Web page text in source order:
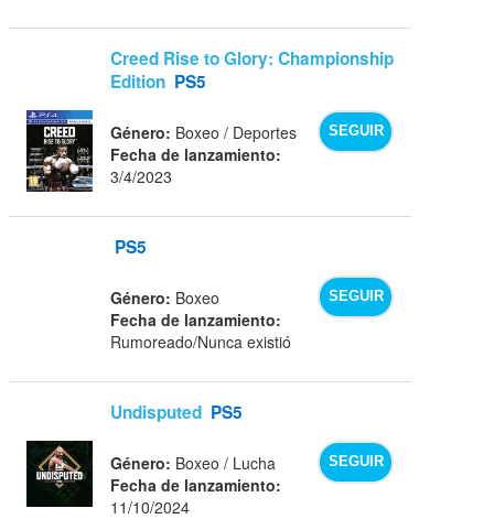
Creed Rise to Glory: Championship
Edition PS5
SEGUIR
Género: Boxeo / Deportes
Fecha de lanzamiento:
3/4/2023
PS5
SEGUIR
Género: Boxeo
Fecha de lanzamiento:
Rumoreado/Nunca existió
Undisputed PS5
SEGUIR
Género: Boxeo / Lucha
Fecha de lanzamiento:
11/10/2024